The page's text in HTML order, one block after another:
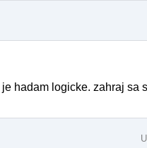
hadam logicke. zahraj sa